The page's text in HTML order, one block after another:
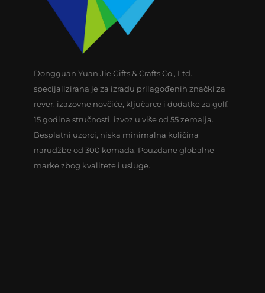
Dongguan Yuan Jie Gifts & Crafts Co., Ltd.
specijalizirana je za izradu prilagođenih znački za
rever, izazovne novčiće, ključarce i dodatke za golf.
15 godina stručnosti, izvoz u više od 55 zemalja.
Besplatni uzorci, niska minimalna količina
narudžbe od 300 komada. Pouzdane globalne
marke zbog kvalitete i usluge.